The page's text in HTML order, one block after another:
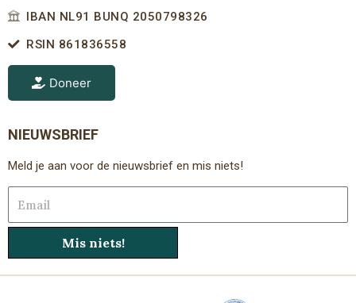
IBAN NL91 BUNQ 2050798326
RSIN 861836558
Doneer
NIEUWSBRIEF
Meld je aan voor de nieuwsbrief en mis niets!
Mis niets!